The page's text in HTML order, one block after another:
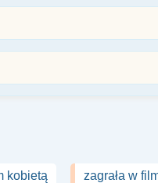
kobietą zagrała w